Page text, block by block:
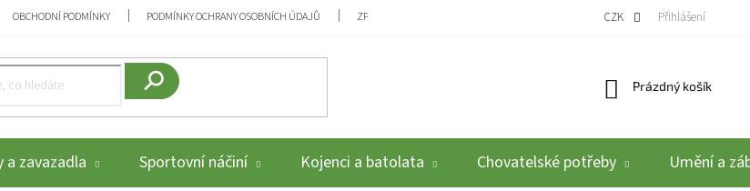
OBCHODNÍ PODMÍNKY PODMÍNKY OCHRANY OSOBNÍCH ÚDAJŮ ZPĚTNÝ ODBĚR VYSLOUŽILÝCH ELEKTROZAŘÍZENÍ / BATERIÍ REKLAMACE A
CZK Přihlášení
Nákupní košík
Prázdný košík
a zavazadla Sportovní náčiní Kojenci a batolata Chovatelské potřeby Umění a